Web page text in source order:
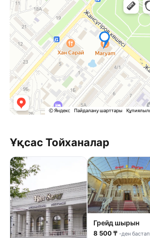
Ұқсас Тойханалар
Грейд шырын
8 500 ₸ -ден бастап